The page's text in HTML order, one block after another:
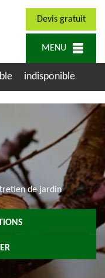
Devis gratuit
MENU
indisponible
de jardin